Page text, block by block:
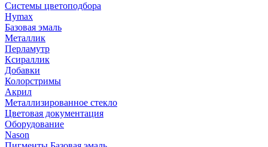
Системы цветоподбора
Hymax
Базовая эмаль
Металлик
Перламутр
Ксираллик
Добавки
Колорстримы
Акрил
Металлизированное стекло
Цветовая документация
Оборудование
Nason